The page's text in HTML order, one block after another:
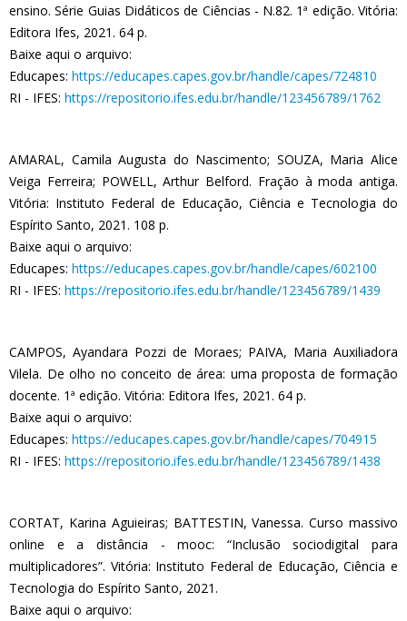
ensino. Série Guias Didáticos de Ciências - N.82. 1ª edição. Vitória:
Editora Ifes, 2021. 64 p.
Baixe aqui o arquivo:
Educapes: https://educapes.capes.gov.br/handle/capes/724810
RI - IFES: https://repositorio.ifes.edu.br/handle/123456789/1762
AMARAL, Camila Augusta do Nascimento; SOUZA, Maria Alice
Veiga Ferreira; POWELL, Arthur Belford. Fração à moda antiga.
Vitória: Instituto Federal de Educação, Ciência e Tecnologia do
Espírito Santo, 2021. 108 p.
Baixe aqui o arquivo:
Educapes: https://educapes.capes.gov.br/handle/capes/602100
RI - IFES: https://repositorio.ifes.edu.br/handle/123456789/1439
CAMPOS, Ayandara Pozzi de Moraes; PAIVA, Maria Auxiliadora
Vilela. De olho no conceito de área: uma proposta de formação
docente. 1ª edição. Vitória: Editora Ifes, 2021. 64 p.
Baixe aqui o arquivo:
Educapes: https://educapes.capes.gov.br/handle/capes/704915
RI - IFES: https://repositorio.ifes.edu.br/handle/123456789/1438
CORTAT, Karina Aguieiras; BATTESTIN, Vanessa. Curso massivo
online e a distância - mooc: “Inclusão sociodigital para
multiplicadores”. Vitória: Instituto Federal de Educação, Ciência e
Tecnologia do Espírito Santo, 2021.
Baixe aqui o arquivo: